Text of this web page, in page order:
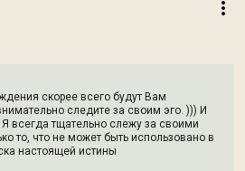
скорее всего будут Вам
следите за своим эго. ))) И
всегда тщательно слежу за своими
то, что не может быть использовано в
настоящей истины